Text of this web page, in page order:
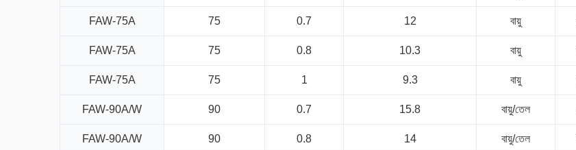
FAW-75A 75 0.7 12 বায়ু
FAW-75A 75 0.8 10.3 বায়ু
FAW-75A 75 1 9.3 বায়ু
FAW-90A/W 90 0.7 15.8 বায়ু/তেল
FAW-90A/W 90 0.8 14 বায়ু/তেল